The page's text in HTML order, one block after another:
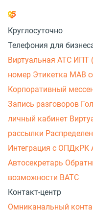
Круглосуточно
Телефония для
Виртуальная АТС ИПТ
номер Этикетка МАВ
Корпоративный
Запись разговоров
личный кабинет
рассылки
Интеграция с ОПДкРК
Автосекретарь
возможности ВАТС
Контакт-центр
Омниканальный